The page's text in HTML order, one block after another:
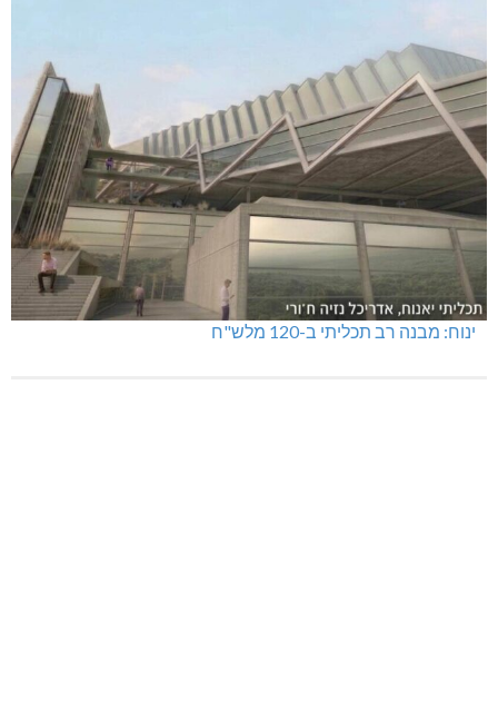
ינוח: מבנה רב תכליתי ב-120 מלש"ח